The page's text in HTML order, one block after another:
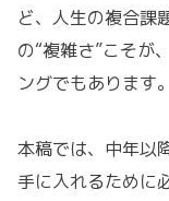
ど、人生の複合課
の“複雑さ”こそが
ングでもあります。
本稿では、中年以
手に入れるために